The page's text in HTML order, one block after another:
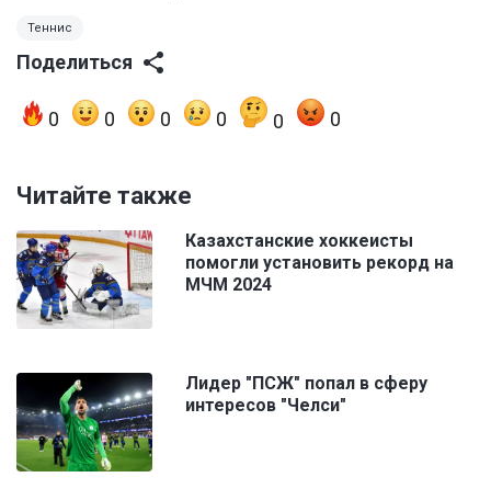
Теннис
Поделиться
0 0 0 0 0 0
Читайте также
Казахстанские хоккеисты
помогли установить рекорд на
МЧМ 2024
Лидер "ПСЖ" попал в сферу
интересов "Челси"